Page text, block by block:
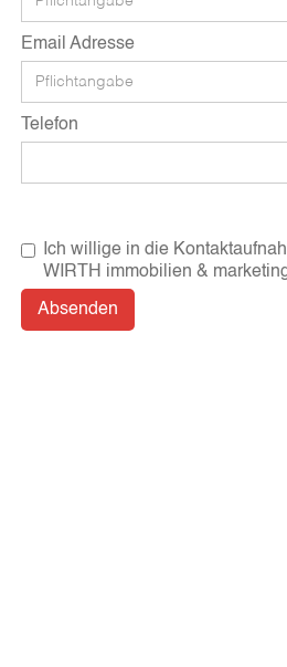
Email Adresse
Telefon
Ich willige in die
WIRTH immobilien &